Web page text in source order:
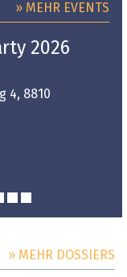
» MEHR EVENTS
2026
4, 8810
» MEHR DOSSIERS